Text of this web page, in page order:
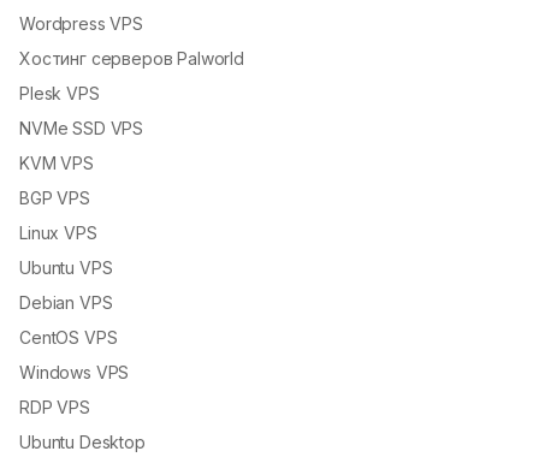
Wordpress VPS
Хостинг серверов Palworld
Plesk VPS
NVMe SSD VPS
KVM VPS
BGP VPS
Linux VPS
Ubuntu VPS
Debian VPS
CentOS VPS
Windows VPS
RDP VPS
Ubuntu Desktop